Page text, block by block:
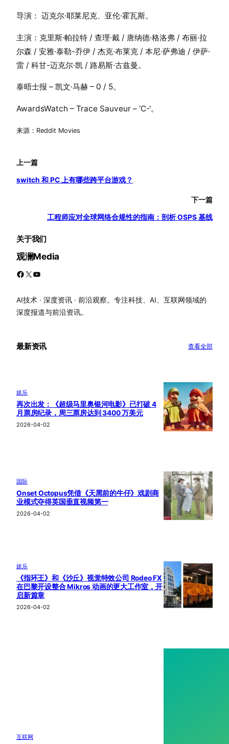
导演： 迈克尔·耶莱尼克、亚伦·霍瓦斯。
主演：克里斯·帕拉特 / 查理·戴 / 唐纳德·格洛弗 / 布丽·拉
尔森 / 安雅·泰勒-乔伊 / 杰克·布莱克 / 本尼·萨弗迪 / 伊萨·
雷 / 科甘-迈克尔·凯 / 路易斯·古兹曼。
泰晤士报 – 凯文·马赫 – 0 / 5。
AwardsWatch – Trace Sauveur – ‘C-‘。
来源：Reddit Movies
上一篇
switch 和 PC 上有哪些跨平台游戏？
下一篇
工程师应对全球网络合规性的指南：剖析 OSPS 基线
关于我们
观澜Media
Facebook X YouTube
AI技术 · 深度资讯 · 前沿观察。专注科技、AI、互联网领域的
深度报道与前沿资讯。
最新资讯 查看全部
娱乐
再次出发：《超级马里奥银河电影》已打破 4
月票房纪录，周三票房达到 3400 万美元
2026-04-02
国际
Onset Octopus凭借《天黑前的牛仔》戏剧商
业模式夺得英国垂直视频第一
2026-04-02
娱乐
《指环王》和《沙丘》视觉特效公司 Rodeo FX
在巴黎开设整合 Mikros 动画的更大工作室，开
启新篇章
2026-04-02
互联网